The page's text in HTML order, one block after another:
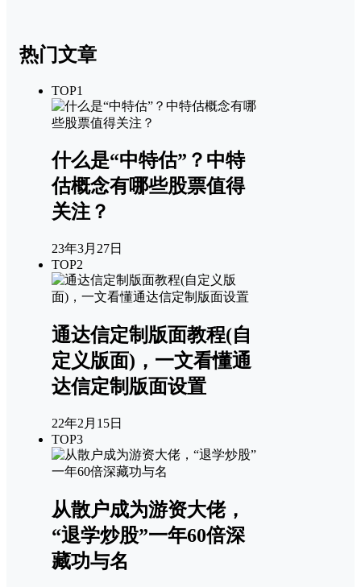
热门文章
TOP1
什么是“中特估”？中特
估概念有哪些股票值得
关注？
23年3月27日
TOP2
通达信定制版面教程(自
定义版面)，一文看懂通
达信定制版面设置
22年2月15日
TOP3
从散户成为游资大佬，
“退学炒股”一年60倍深
藏功与名